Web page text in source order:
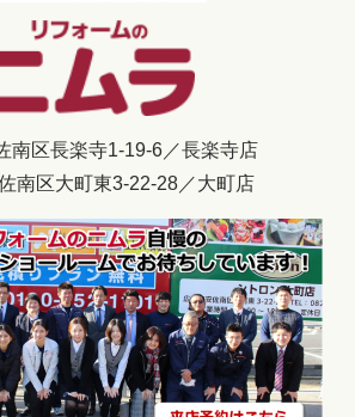
南区長楽寺1-19-6／長楽寺店
南区大町東3-22-28／大町店